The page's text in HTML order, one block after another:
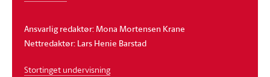
Ansvarlig redaktør: Mona Mortensen Krane
Nettredaktør: Lars Henie Barstad
Stortinget undervisning